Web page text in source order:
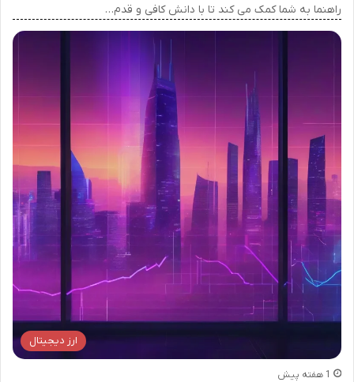
راهنما به شما کمک می کند تا با دانش کافی و قدم…
ارز دیجیتال
1 هفته پیش